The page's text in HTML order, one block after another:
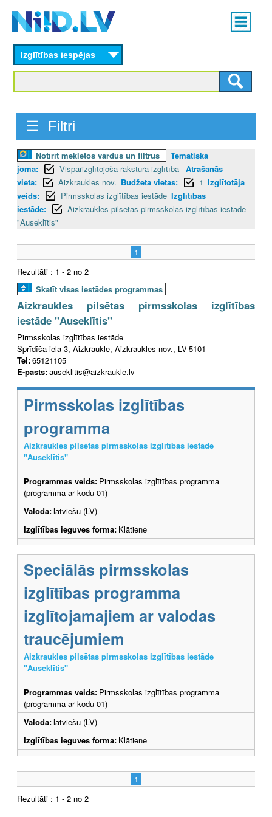
content
Main
menu
Izglītības iespējas
☰ Filtri
Notīrīt meklētos vārdus un filtrus
Tematiskā
joma:
Vispārizglītojoša rakstura izglītība Atrašanās
vieta:
Aizkraukles nov. Budžeta vietas: 1 Izglītotāja
veids:
Pirmsskolas izglītības iestāde Izglītības
iestāde:
Aizkraukles pilsētas pirmsskolas izglītības iestāde
"Auseklītis"
1
Rezultāti : 1 - 2 no 2
Skatīt visas iestādes programmas
Aizkraukles pilsētas pirmsskolas izglītības
iestāde "Auseklītis"
Pirmsskolas izglītības iestāde
Sprīdīša iela 3, Aizkraukle, Aizkraukles nov., LV-5101
Tel:65121105
E-pasts:auseklitis@aizkraukle.lv
Pirmsskolas izglītības
programma
Aizkraukles pilsētas pirmsskolas izglītības iestāde
"Auseklītis"
Programmas veids: Pirmsskolas izglītības programma
(programma ar kodu 01)
Valoda:latviešu (LV)
Izglītības ieguves forma: Klātiene
Speciālās pirmsskolas
izglītības programma
izglītojamajiem ar valodas
traucējumiem
Aizkraukles pilsētas pirmsskolas izglītības iestāde
"Auseklītis"
Programmas veids: Pirmsskolas izglītības programma
(programma ar kodu 01)
Valoda:latviešu (LV)
Izglītības ieguves forma: Klātiene
1
Rezultāti : 1 - 2 no 2